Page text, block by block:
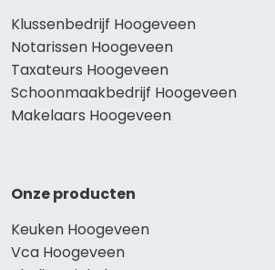
Klussenbedrijf Hoogeveen
Notarissen Hoogeveen
Taxateurs Hoogeveen
Schoonmaakbedrijf Hoogeveen
Makelaars Hoogeveen
Onze producten
Keuken Hoogeveen
Vca Hoogeveen